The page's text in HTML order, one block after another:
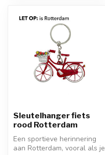
Sleutelhanger fiets
rood Rotterdam
Een sportieve herinnering
aan Rotterdam, vooral als je